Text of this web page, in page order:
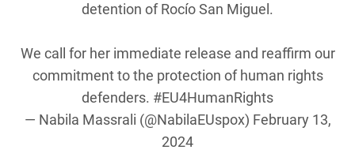
detention of Rocío San Miguel.
We call for her immediate release and reaffirm our
commitment to the protection of human rights
defenders. #EU4HumanRights
— Nabila Massrali (@NabilaEUspox) February 13,
2024